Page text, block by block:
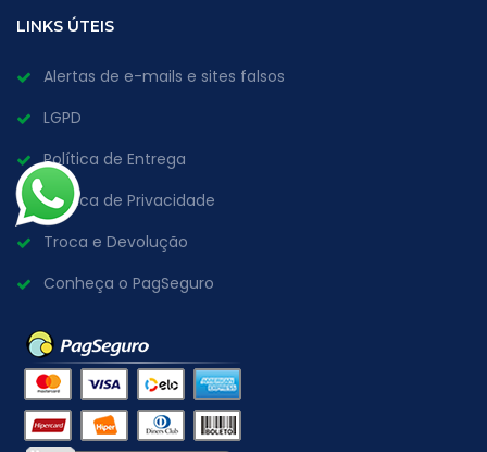
LINKS ÚTEIS
Alertas de e-mails e sites falsos
LGPD
Política de Entrega
Política de Privacidade
Troca e Devolução
Conheça o PagSeguro